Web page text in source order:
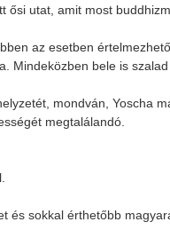
ősi utat, amit most
az esetben
Mindeközben bele is
mondván, Yoscha
megtalálandó.
és sokkal érthetőbb